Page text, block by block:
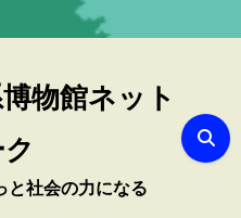
物館ネット
と社会の力になる